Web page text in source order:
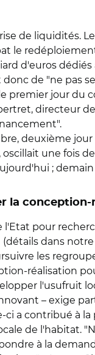
de liquidités.
le
d'euros
de "ne pas
premier jour du
directeur
deuxième
une fois
;
la
l'Etat pour
dans
les
réalisation
l'usufruit
– exige
a contribué à
de l'habitat.
à la